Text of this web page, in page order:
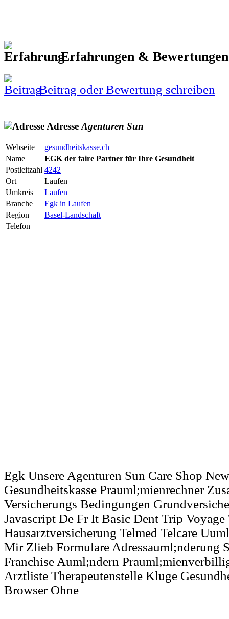
Erfahrungen &
Beitrag oder Bewertung schreiben
Adresse Agenturen Sun
Webseite
gesundheitskasse.ch
Name
EGK der faire Partner für Ihre Gesundheit
Postleitzahl 4242
Ort
Laufen
Umkreis
Laufen
Branche
Egk in Laufen
Region
Basel-Landschaft
Telefon
Egk Unsere Agenturen Sun Care Shop
Gesundheitskasse Prauml;mienrechner
Versicherungs Bedingungen
Javascript De Fr It Basic Dent Trip
Hausarztversicherung Telmed Telcare
Mir Zlieb Formulare Adressauml;nderung
Franchise Auml;ndern
Arztliste Therapeutenstelle Kluge
Browser Ohne